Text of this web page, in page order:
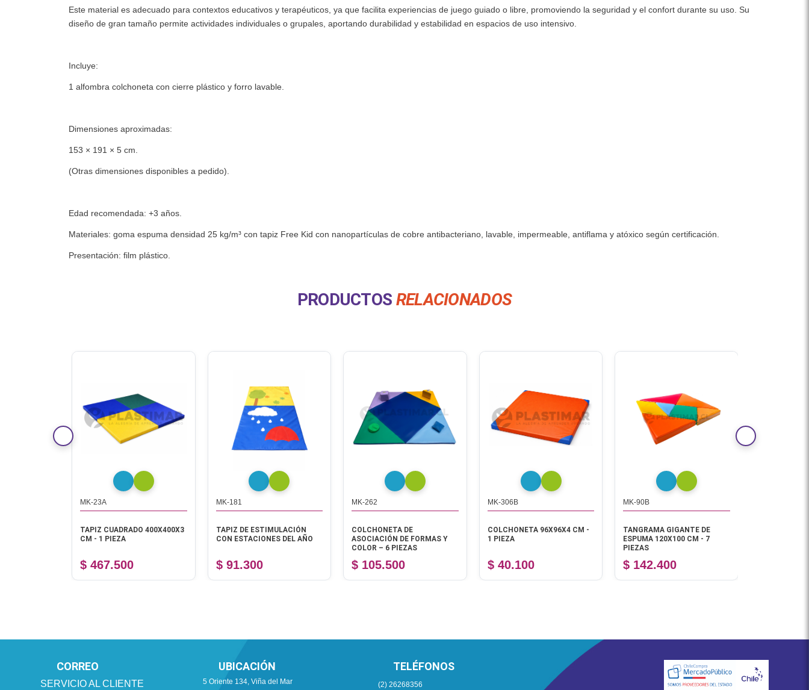
Este material es adecuado para contextos educativos y terapéuticos, ya que facilita experiencias de juego guiado o libre, promoviendo la seguridad y el confort durante su uso. Su
diseño de gran tamaño permite actividades individuales o grupales, aportando durabilidad y estabilidad en espacios de uso intensivo.
Incluye:
1 alfombra colchoneta con cierre plástico y forro lavable.
Dimensiones aproximadas:
153 × 191 × 5 cm.
(Otras dimensiones disponibles a pedido).
Edad recomendada: +3 años.
Materiales: goma espuma densidad 25 kg/m³ con tapiz Free Kid con nanopartículas de cobre antibacteriano, lavable, impermeable, antiflama y atóxico según certificación.
Presentación: film plástico.
PRODUCTOS RELACIONADOS
MK-23A
TAPIZ CUADRADO 400X400X3
CM - 1 PIEZA
$ 467.500
MK-181
TAPIZ DE ESTIMULACIÓN
CON ESTACIONES DEL AÑO
$ 91.300
MK-262
COLCHONETA DE
ASOCIACIÓN DE FORMAS Y
COLOR – 6 PIEZAS
$ 105.500
MK-306B
COLCHONETA 96X96X4 CM -
1 PIEZA
$ 40.100
MK-90B
TANGRAMA GIGANTE DE
ESPUMA 120X100 CM - 7
PIEZAS
$ 142.400
CORREO
SERVICIO AL CLIENTE
TELÉFONOS
(2) 26268356
UBICACIÓN
5 Oriente 134, Viña del Mar